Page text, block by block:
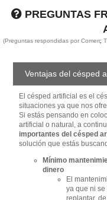
PREGUNTAS
(Preguntas respondidas por Comerç
Ventajas del césped
El césped artificial es el
situaciones ya que nos
Si estás pensando en
artificial o natural, a
importantes del césped
solución que estás
Mínimo
dinero
El
ya que ni
replantar,